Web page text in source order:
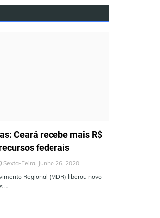
Ceará recebe mais R$
federais
Sexta-Feira, Junho 26, 2020
Regional (MDR) liberou novo
…